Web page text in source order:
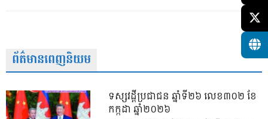
ព័ត៌មានពេញនិយម
ទស្សវដ្តីប្រជាជន ឆ្នាំទី២៦ លេខ៣០២ ខែ
កក្កដា ឆ្នាំ២០២៦